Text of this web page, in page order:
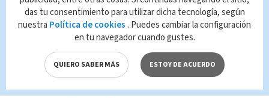
Laura Fernández
realiza primera
sesión de la Fuerza
Élite
Televisión Redacción
das tu consentimiento para utilizar dicha tecnología, según
nuestra Política de cookies . Puedes cambiar la configuración
en tu navegador cuando gustes.
QUIERO SABER MÁS ESTOY DE ACUERDO